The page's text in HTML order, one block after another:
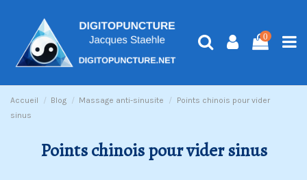
0
Accueil Blog Massage anti-sinusite
Points chinois pour vider
sinus
Points chinois pour vider sinus